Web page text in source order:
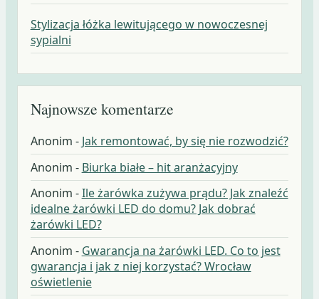
Stylizacja łóżka lewitującego w nowoczesnej
sypialni
Najnowsze komentarze
Anonim - Jak remontować, by się nie rozwodzić?
Anonim - Biurka białe – hit aranżacyjny
Anonim -Ile żarówka zużywa prądu? Jak znaleźć
idealne żarówki LED do domu? Jak dobrać
żarówki LED?
Anonim - Gwarancja na żarówki LED. Co to jest
gwarancja i jak z niej korzystać? Wrocław
oświetlenie